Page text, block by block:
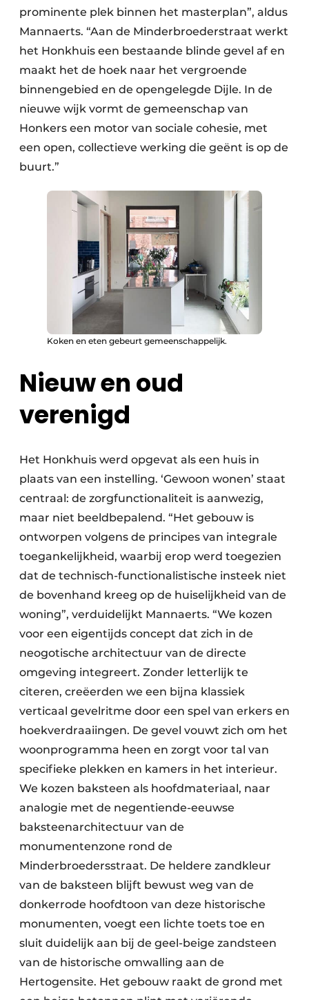
prominente plek binnen het masterplan”, aldus
Mannaerts. “Aan de Minderbroederstraat werkt
het Honkhuis een bestaande blinde gevel af en
maakt het de hoek naar het vergroende
binnengebied en de opengelegde Dijle. In de
nieuwe wijk vormt de gemeenschap van
Honkers een motor van sociale cohesie, met
een open, collectieve werking die geënt is op de
buurt.”
Koken en eten gebeurt gemeenschappelijk.
Nieuw en oud
verenigd
Het Honkhuis werd opgevat als een huis in
plaats van een instelling. ‘Gewoon wonen’ staat
centraal: de zorgfunctionaliteit is aanwezig,
maar niet beeldbepalend. “Het gebouw is
ontworpen volgens de principes van integrale
toegankelijkheid, waarbij erop werd toegezien
dat de technisch-functionalistische insteek niet
de bovenhand kreeg op de huiselijkheid van de
woning”, verduidelijkt Mannaerts. “We kozen
voor een eigentijds concept dat zich in de
neogotische architectuur van de directe
omgeving integreert. Zonder letterlijk te
citeren, creëerden we een bijna klassiek
verticaal gevelritme door een spel van erkers en
hoekverdraaiingen. De gevel vouwt zich om het
woonprogramma heen en zorgt voor tal van
specifieke plekken en kamers in het interieur.
We kozen baksteen als hoofdmateriaal, naar
analogie met de negentiende-eeuwse
baksteenarchitectuur van de
monumentenzone rond de
Minderbroedersstraat. De heldere zandkleur
van de baksteen blijft bewust weg van de
donkerrode hoofdtoon van deze historische
monumenten, voegt een lichte toets toe en
sluit duidelijk aan bij de geel-beige zandsteen
van de historische omwalling aan de
Hertogensite. Het gebouw raakt de grond met